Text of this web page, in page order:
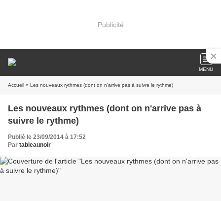
Publicité
MENU
Accueil » Les nouveaux rythmes (dont on n'arrive pas à suivre le rythme)
Les nouveaux rythmes (dont on n'arrive pas à
suivre le rythme)
Publié le 23/09/2014 à 17:52
Par tableaunoir